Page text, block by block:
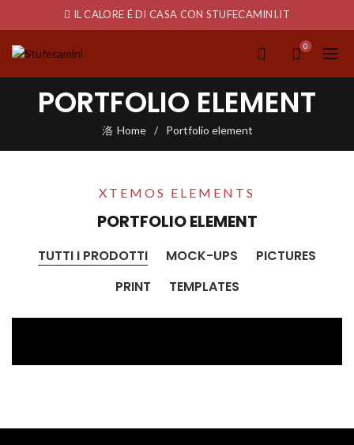
IL CALORE É DI CASA CON STUFECAMINI.IT
0
PORTFOLIO ELEMENT
Home Portfolio element
XTEMOS ELEMENTS
PORTFOLIO ELEMENT
TUTTI I PRODOTTI MOCK-UPS
PICTURES
PRINT
TEMPLATES